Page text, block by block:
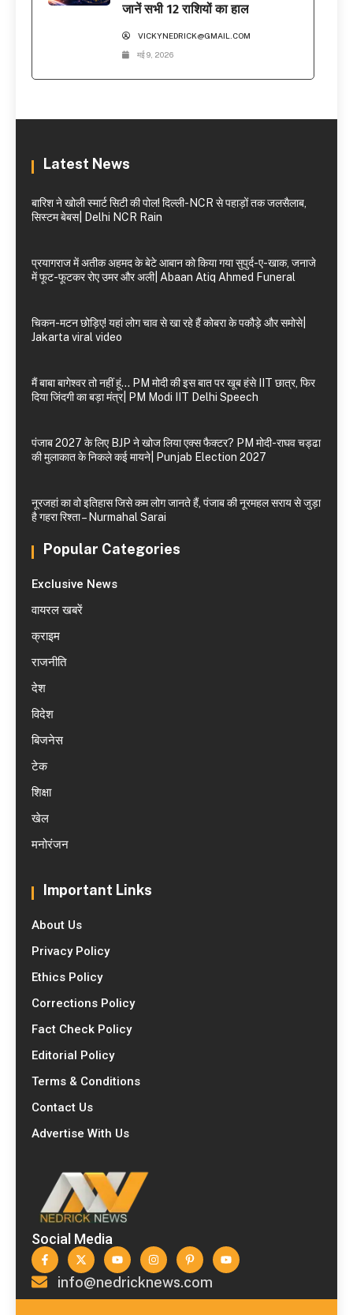
जानें सभी 12 राशियों का हाल
VICKYNEDRICK@GMAIL.COM
मई 9, 2026
Latest News
बारिश ने खोली स्मार्ट सिटी की पोल! दिल्ली-NCR से पहाड़ों तक जलसैलाब,
सिस्टम बेबस| Delhi NCR Rain
प्रयागराज में अतीक अहमद के बेटे आबान को किया गया सुपुर्द-ए-खाक, जनाजे
में फूट-फूटकर रोए उमर और अली| Abaan Atiq Ahmed Funeral
चिकन-मटन छोड़िए! यहां लोग चाव से खा रहे हैं कोबरा के पकौड़े और समोसे|
Jakarta viral video
मैं बाबा बागेश्वर तो नहीं हूं… PM मोदी की इस बात पर खूब हंसे IIT छात्र, फिर
दिया जिंदगी का बड़ा मंत्र| PM Modi IIT Delhi Speech
पंजाब 2027 के लिए BJP ने खोज लिया एक्स फैक्टर? PM मोदी-राघव चड्ढा
की मुलाकात के निकले कई मायने| Punjab Election 2027
नूरजहां का वो इतिहास जिसे कम लोग जानते हैं, पंजाब की नूरमहल सराय से जुड़ा
है गहरा रिश्ता – Nurmahal Sarai
Popular Categories
Exclusive News
वायरल खबरें
क्राइम
राजनीति
देश
विदेश
बिजनेस
टेक
शिक्षा
खेल
मनोरंजन
Important Links
About Us
Privacy Policy
Ethics Policy
Corrections Policy
Fact Check Policy
Editorial Policy
Terms & Conditions
Contact Us
Advertise With Us
Social Media
info@nedricknews.com